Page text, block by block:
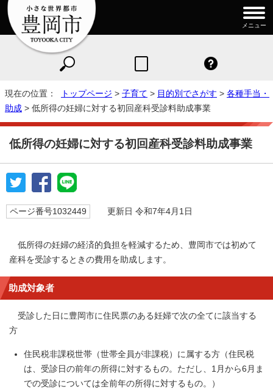
メニュー
現在の位置： トップページ > 子育て > 目的別でさがす > 各種手当・
助成 > 低所得の妊婦に対する初回産科受診料助成事業
低所得の妊婦に対する初回産科受診料助成事業
ページ番号1032449 更新日 令和7年4月1日
低所得の妊婦の経済的負担を軽減するため、豊岡市では初めて
産科を受診するときの費用を助成します。
助成対象者
受診した日に豊岡市に住民票のある妊婦で次の全てに該当する
方
住民税非課税世帯（世帯全員が非課税）に属する方（住民税
は、受診日の前年の所得に対するもの。ただし、1月から6月ま
での受診については全前年の所得に対するもの。）